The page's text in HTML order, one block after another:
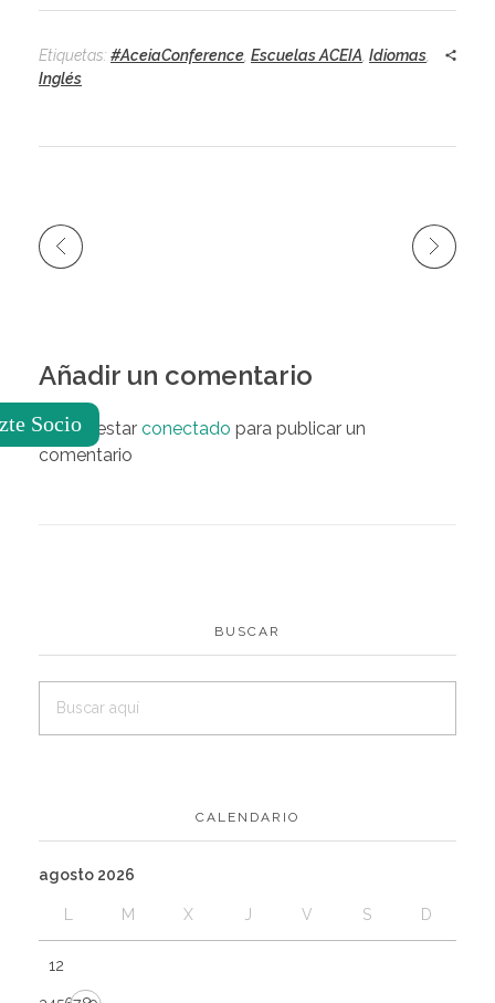
Etiquetas: #AceiaConference, Escuelas ACEIA, Idiomas,
Inglés
Añadir un comentario
Debes estar conectado para publicar un
comentario
BUSCAR
CALENDARIO
agosto 2026
L M X J V S D
12
Socio